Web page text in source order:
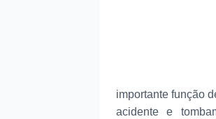
importante função
acidente e